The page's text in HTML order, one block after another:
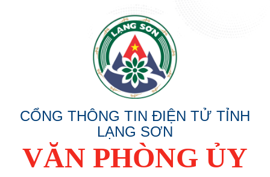
CỔNG THÔNG TIN ĐIỆN TỬ TỈNH
LẠNG SƠN
VĂN PHÒNG ỦY